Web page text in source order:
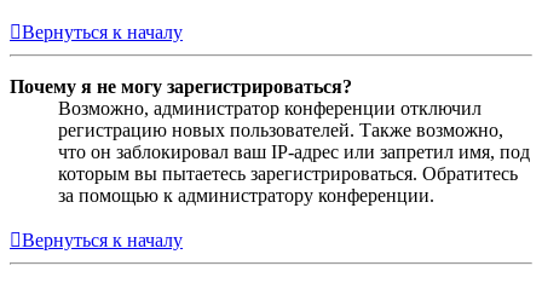
Вернуться к началу
Почему я не могу зарегистрироваться?
Возможно, администратор конференции отключил
регистрацию новых пользователей. Также возможно,
что он заблокировал ваш IP-адрес или запретил имя, под
которым вы пытаетесь зарегистрироваться. Обратитесь
за помощью к администратору конференции.
Вернуться к началу